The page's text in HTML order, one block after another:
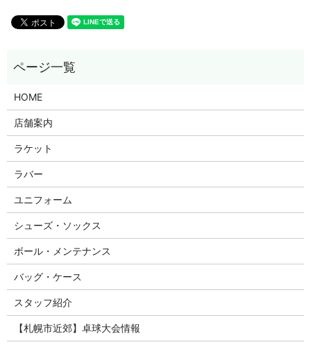
HOME
店舗案内
ラケット
ラバー
ユニフォーム
シューズ・ソックス
ボール・メンテナンス
バッグ・ケース
スタッフ紹介
【札幌市近郊】卓球大会情報